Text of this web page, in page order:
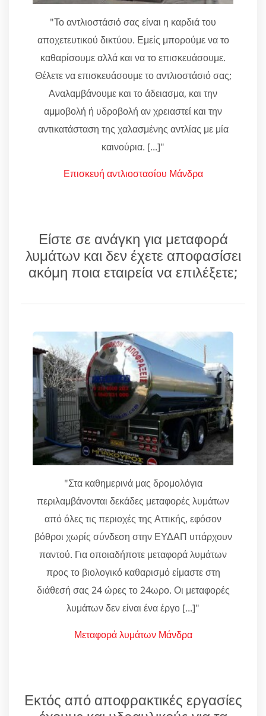
"Το αντλιοστάσιό σας είναι η καρδιά του
αποχετευτικού δικτύου. Εμείς μπορούμε να το
καθαρίσουμε αλλά και να το επισκευάσουμε.
Θέλετε να επισκευάσουμε το αντλιοστάσιό σας;
Αναλαμβάνουμε και το άδειασμα, και την
αμμοβολή ή υδροβολή αν χρειαστεί και την
αντικατάσταση της χαλασμένης αντλίας με μία
καινούρια. [...]"
Επισκευή αντλιοστασίου Μάνδρα
Είστε σε ανάγκη για μεταφορά
λυμάτων και δεν έχετε αποφασίσει
ακόμη ποια εταιρεία να επιλέξετε;
"Στα καθημερινά μας δρομολόγια
περιλαμβάνονται δεκάδες μεταφορές λυμάτων
από όλες τις περιοχές της Αττικής, εφόσον
βόθροι χωρίς σύνδεση στην ΕΥΔΑΠ υπάρχουν
παντού. Για οποιαδήποτε μεταφορά λυμάτων
προς το βιολογικό καθαρισμό είμαστε στη
διάθεσή σας 24 ώρες το 24ωρο. Οι μεταφορές
λυμάτων δεν είναι ένα έργο [...]"
Μεταφορά λυμάτων Μάνδρα
Εκτός από αποφρακτικές εργασίες